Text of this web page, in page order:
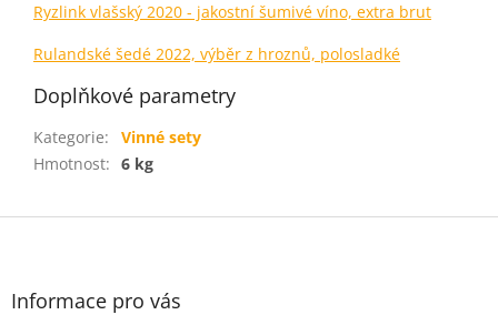
Ryzlink vlašský 2020 - jakostní šumivé víno, extra brut
Rulandské šedé 2022, výběr z hroznů, polosladké
Doplňkové parametry
Kategorie:
Vinné sety
Hmotnost: 6 kg
Z
Informace pro vás